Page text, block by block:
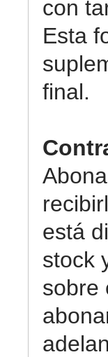
con
Esta
final.
está
stock
sobre